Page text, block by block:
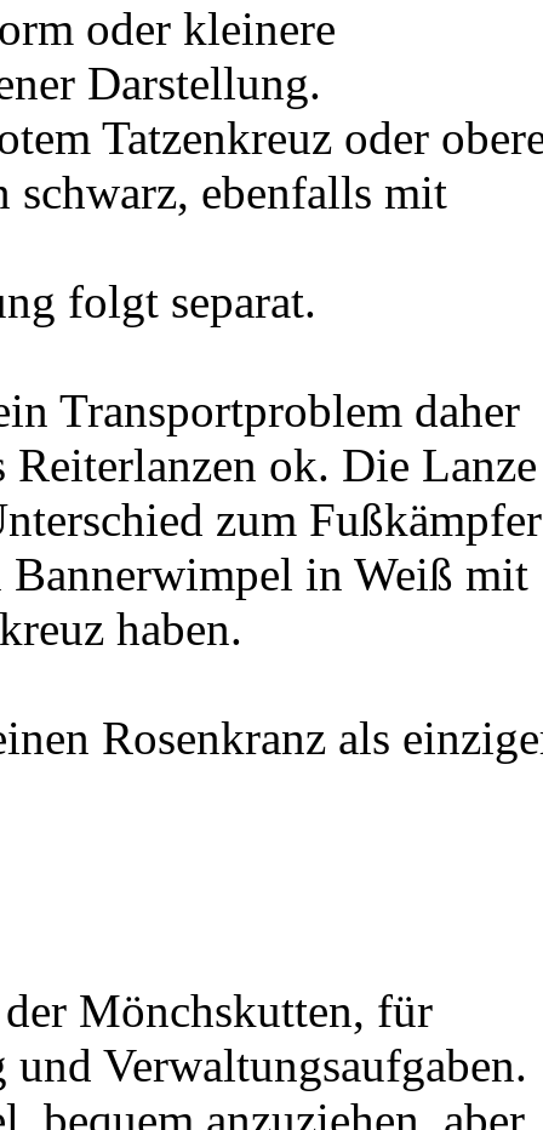
oder kleinere
Darstellung.
Tatzenkreuz oder
schwarz, ebenfalls mit
folgt separat.
Transportproblem daher
Reiterlanzen ok. Die Lanze
zum Fußkämpfer
in Weiß mit
haben.
Rosenkranz als
Mönchskutten, für
Verwaltungsaufgaben.